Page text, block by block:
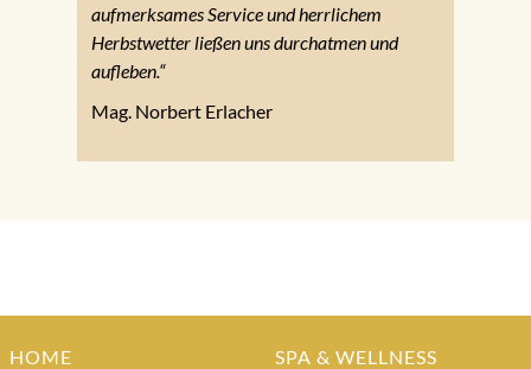
aufmerksames Service und herrlichem
Herbstwetter ließen uns durchatmen und
aufleben.“
Mag. Norbert Erlacher
HOME SPA & WELLNESS